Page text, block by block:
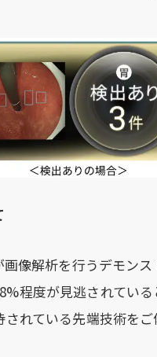
像解析を行うデモン
程度が見逃されてい
れている先端技術をご